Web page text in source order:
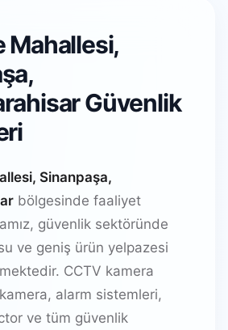
Mahallesi,
Güvenlik
Sinanpaşa,
bölgesinde faaliyet
güvenlik sektöründe
ve geniş ürün yelpazesi
CCTV kamera
alarm sistemleri,
ve tüm güvenlik